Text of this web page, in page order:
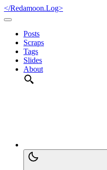
</Redamoon.Log>
Posts
Scraps
Tags
Slides
About